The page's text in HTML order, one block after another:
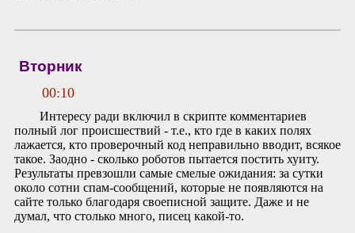
Вторник
00:10
Интересу ради включил в скрипте комментариев
полный лог происшествий - т.е., кто где в каких полях
лажается, кто проверочный код неправильно вводит, всякое
такое. Заодно - сколько роботов пытается постить хуиту.
Результаты превзошли самые смелые ожидания: за сутки
около сотни спам-сообщений, которые не появляются на
сайте только благодаря своеписной защите. Даже и не
думал, что столько много, писец какой-то.